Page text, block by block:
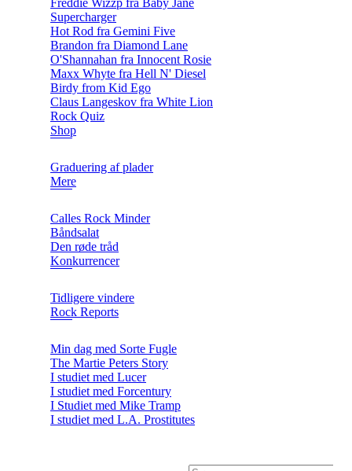
Supercharger
Hot Rod fra Gemini Five
Brandon fra Diamond Lane
O'Shannahan fra Innocent Rosie
Maxx Whyte fra Hell N' Diesel
Birdy from Kid Ego
Claus Langeskov fra White Lion
Rock Quiz
Shop
Graduering af plader
Mere
Calles Rock Minder
Båndsalat
Den røde tråd
Konkurrencer
Tidligere vindere
Rock Reports
Min dag med Sorte Fugle
The Martie Peters Story
I studiet med Lucer
I studiet med Forcentury
I Studiet med Mike Tramp
I studiet med L.A. Prostitutes